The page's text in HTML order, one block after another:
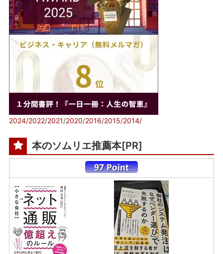
2024/2022/2021/2020/2016/2015/2014/
本のソムリエ推薦本[PR]